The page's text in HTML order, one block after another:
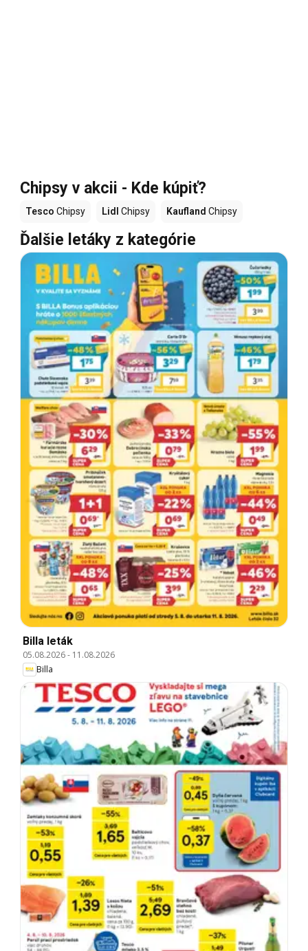
Chipsy v akcii - Kde kúpiť?
Tesco Chipsy Lidl Chipsy Kaufland Chipsy
Ďalšie letáky z kategórie
Billa leták
05.08.2026- 11.08.2026
Billa